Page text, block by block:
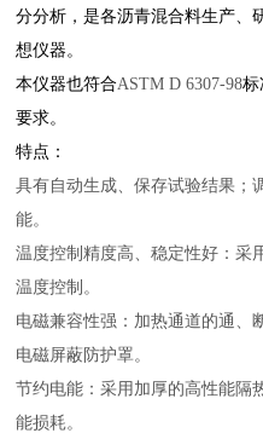
分分析，是各沥青混合料生产、
想仪器。
本仪器也符合ASTM D 6307-98标
要求。
特点：
具有自动生成、保存试验结果；
能。
温度控制精度高、稳定性好：采
温度控制。
电磁兼容性强：加热通道的通、
电磁屏蔽防护罩。
节约电能：采用加厚的高性能隔
能损耗。